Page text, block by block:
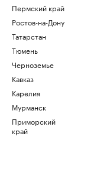
Пермский край
Ростов-на-Дону
Татарстан
Тюмень
Черноземье
Кавказ
Карелия
Мурманск
Приморский
край